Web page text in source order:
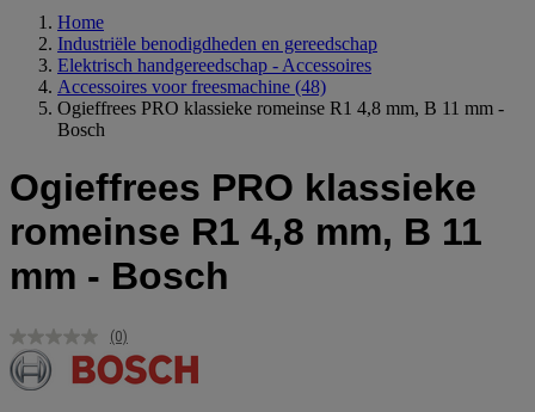
Home
Industriële benodigdheden en gereedschap
Elektrisch handgereedschap - Accessoires
Accessoires voor freesmachine (48)
Ogieffrees PRO klassieke romeinse R1 4,8 mm, B 11 mm -
Bosch
Ogieffrees PRO klassieke
romeinse R1 4,8 mm, B 11
mm - Bosch
Geen
scorewaarde.
Dezelfde
(0)